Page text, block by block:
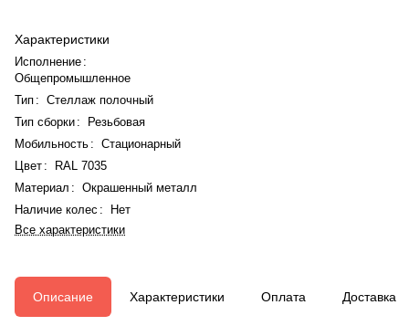
Характеристики
Исполнение :
Общепромышленное
Тип : Стеллаж полочный
Тип сборки:
Резьбовая
Мобильность : Стационарный
Цвет :
RAL 7035
Материал : Окрашенный металл
Наличие колес :
Нет
Все характеристики
Описание Характеристики Оплата Доставка